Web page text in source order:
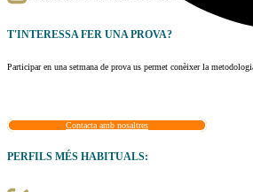
T'INTERESSAFER UNA PROVA?
Participar en una setmana de prova us permet conèixer la
Contacta amb nosaltres
PERFILS MÉS HABITUALS: